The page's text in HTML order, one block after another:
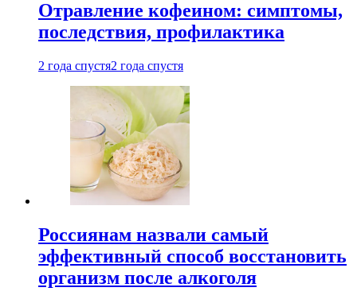
Отравление кофеином: симптомы,
последствия, профилактика
2 года спустя2 года спустя
Россиянам назвали самый
эффективный способ восстановить
организм после алкоголя